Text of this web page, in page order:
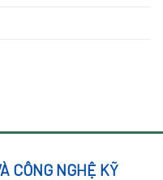
CÔNG NGHỆ KỸ